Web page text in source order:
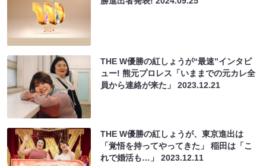
THE W優勝の紅しょうが“最速”インタビ
ュー! 熊元プロレス「いままでの元カレ全
員から連絡が来た」2023.12.21
THE W優勝の紅しょうが、東京進出は
「覚悟を持ってやってきた」 稲田は「こ
れで婚活も…」2023.12.11